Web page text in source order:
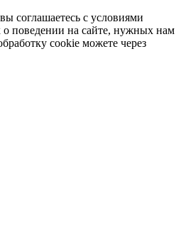
соглашаетесь с условиями
поведении на сайте, нужных нам
cookie можете через